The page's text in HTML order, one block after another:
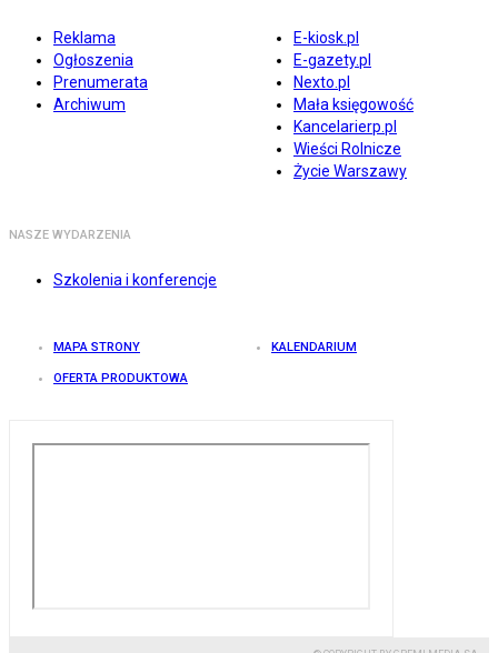
Reklama
Ogłoszenia
Prenumerata
Archiwum
E-kiosk.pl
E-gazety.pl
Nexto.pl
Mała księgowość
Kancelarierp.pl
Wieści Rolnicze
Życie Warszawy
NASZE WYDARZENIA
Szkolenia i konferencje
MAPA STRONY KALENDARIUM
OFERTA PRODUKTOWA